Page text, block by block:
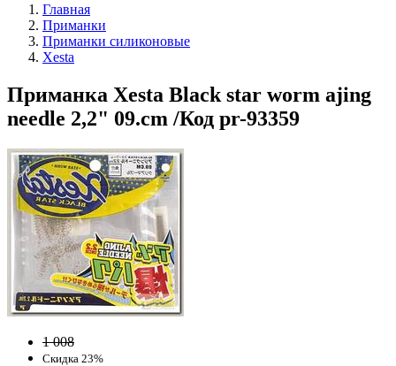
Главная
Приманки
Приманки силиконовые
Xesta
Приманка Xesta Black star worm ajing
needle 2,2" 09.cm /Код pr-93359
1 008
Скидка 23%